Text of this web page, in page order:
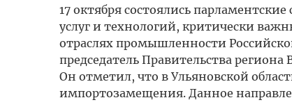
17 октября состоялись
услуг и технологий, критически
отраслях промышленности
председатель Правительства
Он отметил, что в Ульяновской
импортозамещения. Данное